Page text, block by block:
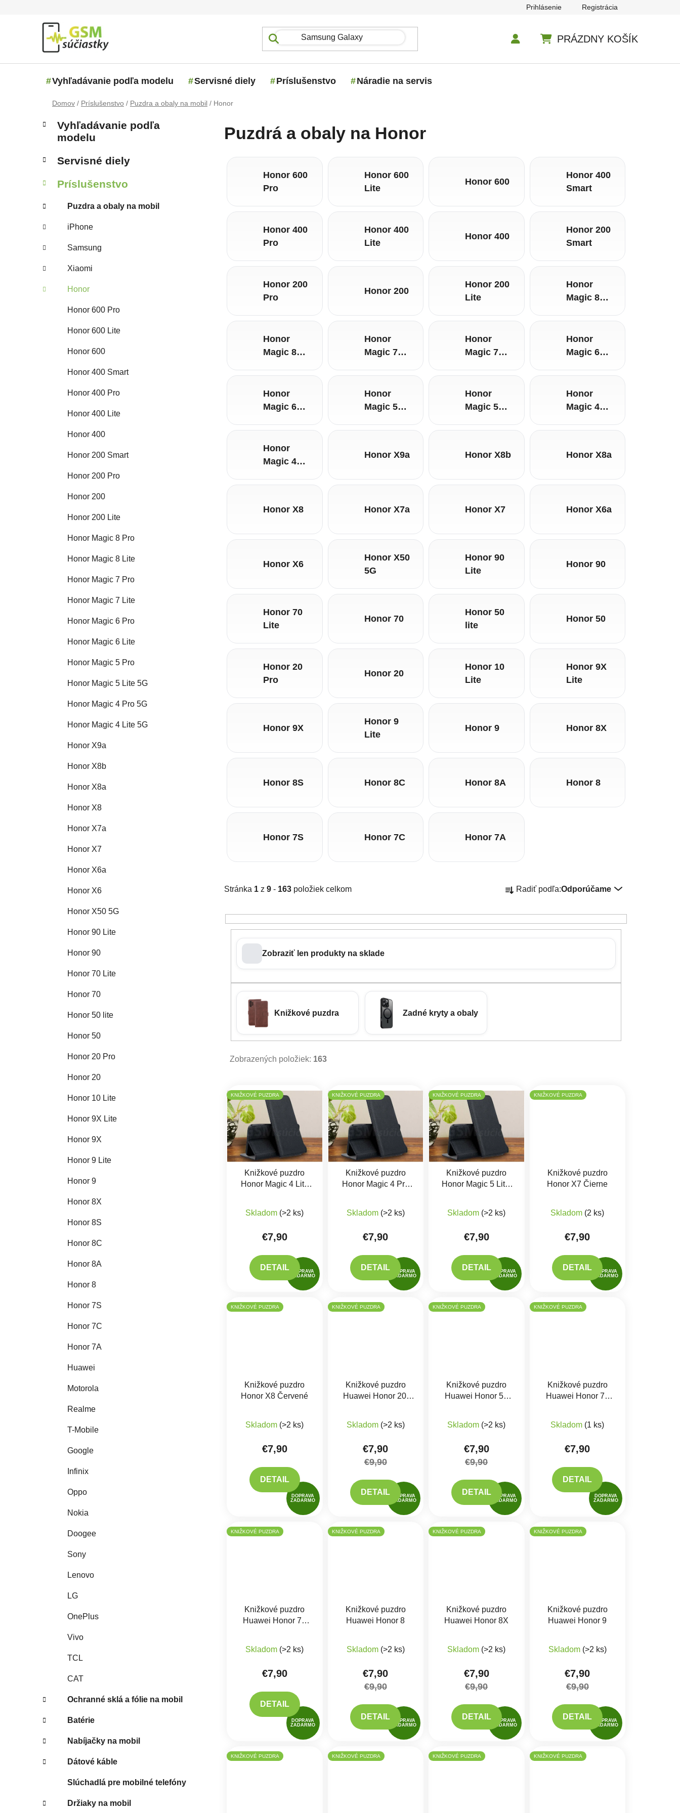
Prihlásenie Registrácia
PRÁZDNY KOŠÍK
Vyhľadávanie podľa modelu Servisné diely Príslušenstvo Náradie na servis
Domov / Príslušenstvo / Puzdra a obaly na mobil / Honor
Bočný panel
Kategórie
Vyhľadávanie podľa
modelu
Servisné diely
Príslušenstvo
Puzdra a obaly na mobil
iPhone
Samsung
Xiaomi
Honor
Honor 600 Pro
Honor 600 Lite
Honor 600
Honor 400 Smart
Honor 400 Pro
Honor 400 Lite
Honor 400
Honor 200 Smart
Honor 200 Pro
Honor 200
Honor 200 Lite
Honor Magic 8 Pro
Honor Magic 8 Lite
Honor Magic 7 Pro
Honor Magic 7 Lite
Honor Magic 6 Pro
Honor Magic 6 Lite
Honor Magic 5 Pro
Honor Magic 5 Lite 5G
Honor Magic 4 Pro 5G
Honor Magic 4 Lite 5G
Honor X9a
Honor X8b
Honor X8a
Honor X8
Honor X7a
Honor X7
Honor X6a
Honor X6
Honor X50 5G
Honor 90 Lite
Honor 90
Honor 70 Lite
Honor 70
Honor 50 lite
Honor 50
Honor 20 Pro
Honor 20
Honor 10 Lite
Honor 9X Lite
Honor 9X
Honor 9 Lite
Honor 9
Honor 8X
Honor 8S
Honor 8C
Honor 8A
Honor 8
Honor 7S
Honor 7C
Honor 7A
Huawei
Motorola
Realme
T-Mobile
Google
Infinix
Oppo
Nokia
Doogee
Sony
Lenovo
LG
OnePlus
Vivo
TCL
CAT
Ochranné sklá a fólie na mobil
Batérie
Nabíjačky na mobil
Dátové káble
Slúchadlá pre mobilné telefóny
Držiaky na mobil
Puzdrá a obaly na Honor
Honor 600
Pro
Honor 600
Lite
Honor 600
Honor 400
Smart
Honor 400
Pro
Honor 400
Lite
Honor 400
Honor 200
Smart
Honor 200
Pro
Honor 200
Honor 200
Lite
Honor
Magic 8
Honor
Magic 8
Honor
Magic 7
Honor
Magic 7
Honor
Magic 6
Honor
Magic 6
Honor
Magic 5
Honor
Magic 5
Honor
Magic 4
Honor
Magic 4
Honor X9a Honor X8b Honor X8a
Honor X8 Honor X7a Honor X7 Honor X6a
Honor X6
Honor X50
5G
Honor 90
Lite
Honor 90
Honor 70
Lite
Honor 70
Honor 50
lite
Honor 50
Honor 20
Pro
Honor 20
Honor 10
Lite
Honor 9X
Lite
Honor 9X
Honor 9
Lite
Honor 9 Honor 8X
Honor 8S Honor 8C Honor 8A Honor 8
Honor 7S Honor 7C Honor 7A
Stránka 1 z 9 - 163 položiek celkom Radiť podľa:Odporúčame
Zobraziť len produkty na sklade
Knižkové puzdra Zadné kryty a obaly
Zobrazených položiek: 163
Výpis produktov
KNIŽKOVÉ PUZDRA
DOPRAVA
ZADARMO
Knižkové puzdro
Honor Magic 4 Lite
Skladom (>2 ks)
€7,90
DETAIL
KNIŽKOVÉ PUZDRA
DOPRAVA
ZADARMO
Knižkové puzdro
Honor Magic 4 Pro
Skladom (>2 ks)
€7,90
DETAIL
KNIŽKOVÉ PUZDRA
DOPRAVA
ZADARMO
Knižkové puzdro
Honor Magic 5 Lite,
Skladom (>2 ks)
€7,90
DETAIL
KNIŽKOVÉ PUZDRA
DOPRAVA
ZADARMO
Knižkové puzdro
Honor X7 Čierne
Skladom (2 ks)
€7,90
DETAIL
KNIŽKOVÉ PUZDRA
DOPRAVA
ZADARMO
Knižkové puzdro
Honor X8 Červené
Skladom (>2 ks)
€7,90
DETAIL
KNIŽKOVÉ PUZDRA
DOPRAVA
ZADARMO
Knižkové puzdro
Huawei Honor 20,
Skladom (>2 ks)
€7,90
€9,90
DETAIL
KNIŽKOVÉ PUZDRA
DOPRAVA
ZADARMO
Knižkové puzdro
Huawei Honor 50
Skladom (>2 ks)
€7,90
€9,90
DETAIL
KNIŽKOVÉ PUZDRA
DOPRAVA
ZADARMO
Knižkové puzdro
Huawei Honor 70
Skladom (1 ks)
€7,90
DETAIL
KNIŽKOVÉ PUZDRA
DOPRAVA
ZADARMO
Knižkové puzdro
Huawei Honor 70
Skladom (>2 ks)
€7,90
DETAIL
KNIŽKOVÉ PUZDRA
DOPRAVA
ZADARMO
Knižkové puzdro
Huawei Honor 8
Skladom (>2 ks)
€7,90
€9,90
DETAIL
KNIŽKOVÉ PUZDRA
DOPRAVA
ZADARMO
Knižkové puzdro
Huawei Honor 8X
Skladom (>2 ks)
€7,90
€9,90
DETAIL
KNIŽKOVÉ PUZDRA
DOPRAVA
ZADARMO
Knižkové puzdro
Huawei Honor 9
Skladom (>2 ks)
€7,90
€9,90
DETAIL
KNIŽKOVÉ PUZDRA KNIŽKOVÉ PUZDRA KNIŽKOVÉ PUZDRA KNIŽKOVÉ PUZDRA